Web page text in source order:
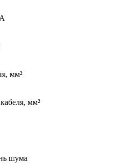
мм²
мм²
шума